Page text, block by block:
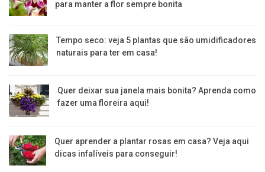
para manter a flor sempre bonita
Tempo seco: veja 5 plantas que são umidificadores
naturais para ter em casa!
Quer deixar sua janela mais bonita? Aprenda como
fazer uma floreira aqui!
Quer aprender a plantar rosas em casa? Veja aqui
dicas infalíveis para conseguir!